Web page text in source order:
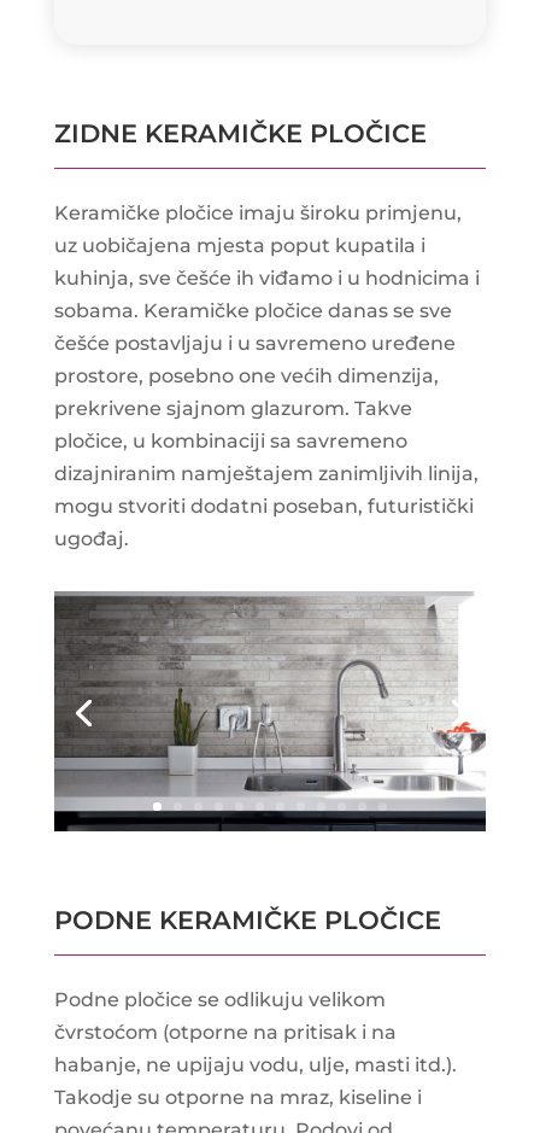
ZIDNE KERAMIČKE PLOČICE
Keramičke pločice imaju široku primjenu,
uz uobičajena mjesta poput kupatila i
kuhinja, sve češće ih viđamo i u hodnicima i
sobama. Keramičke pločice danas se sve
češće postavljaju i u savremeno uređene
prostore, posebno one većih dimenzija,
prekrivene sjajnom glazurom. Takve
pločice, u kombinaciji sa savremeno
dizajniranim namještajem zanimljivih linija,
mogu stvoriti dodatni poseban, futuristički
ugođaj.
PODNE KERAMIČKE PLOČICE
Podne pločice se odlikuju velikom
čvrstoćom (otporne na pritisak i na
habanje, ne upijaju vodu, ulje, masti itd.).
Takodje su otporne na mraz, kiseline i